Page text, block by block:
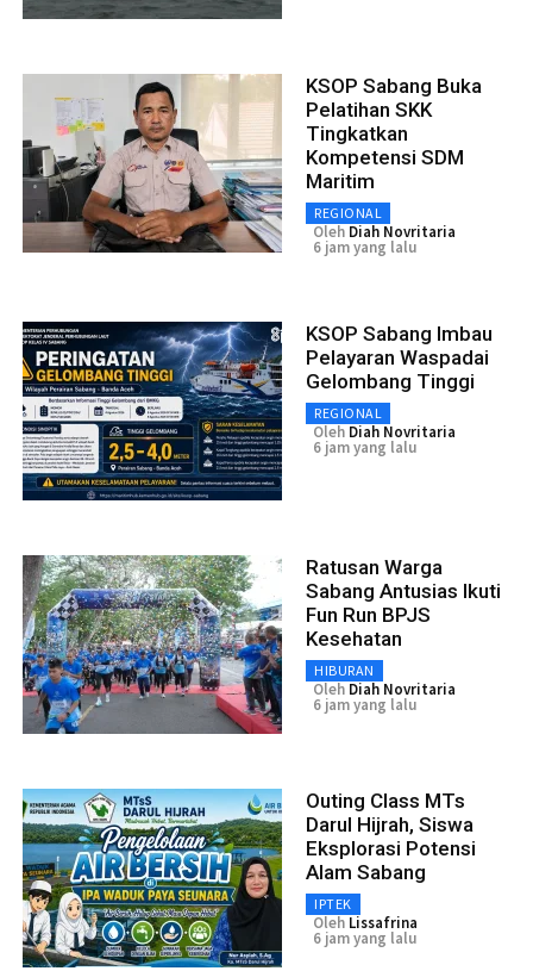
KSOP Sabang Buka
Pelatihan SKK
Tingkatkan
Kompetensi SDM
Maritim
REGIONAL
Oleh Diah Novritaria
6 jam yang lalu
KSOP Sabang Imbau
Pelayaran Waspadai
Gelombang Tinggi
REGIONAL
Oleh Diah Novritaria
6 jam yang lalu
Ratusan Warga
Sabang Antusias Ikuti
Fun Run BPJS
Kesehatan
HIBURAN
Oleh Diah Novritaria
6 jam yang lalu
Outing Class MTs
Darul Hijrah, Siswa
Eksplorasi Potensi
Alam Sabang
IPTEK
Oleh Lissafrina
6 jam yang lalu